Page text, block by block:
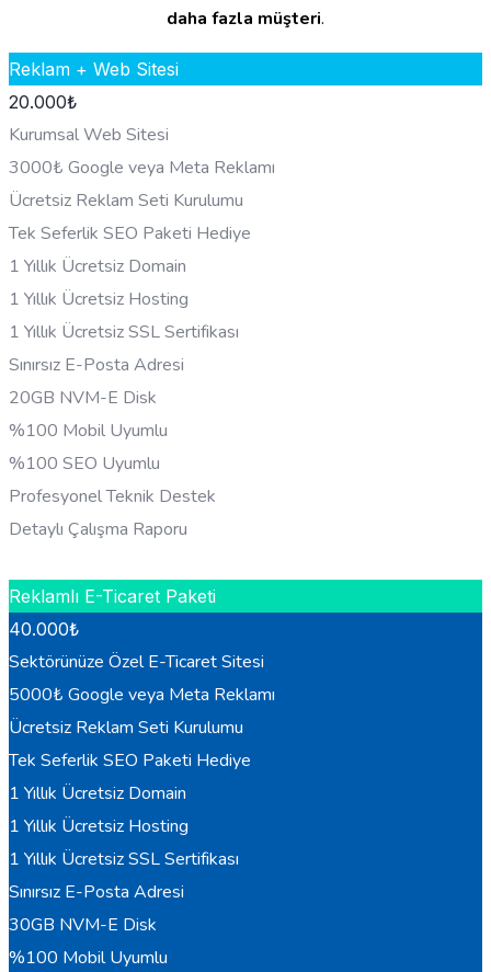
daha fazla müşteri.
Reklam + Web Sitesi
20.000₺
Kurumsal Web Sitesi
3000₺ Google veya Meta Reklamı
Ücretsiz Reklam Seti Kurulumu
Tek Seferlik SEO Paketi Hediye
1 Yıllık Ücretsiz Domain
1 Yıllık Ücretsiz Hosting
1 Yıllık Ücretsiz SSL Sertifikası
Sınırsız E-Posta Adresi
20GB NVM-E Disk
%100 Mobil Uyumlu
%100 SEO Uyumlu
Profesyonel Teknik Destek
Detaylı Çalışma Raporu
Reklamlı E-Ticaret Paketi
40.000₺
Sektörünüze Özel E-Ticaret Sitesi
5000₺ Google veya Meta Reklamı
Ücretsiz Reklam Seti Kurulumu
Tek Seferlik SEO Paketi Hediye
1 Yıllık Ücretsiz Domain
1 Yıllık Ücretsiz Hosting
1 Yıllık Ücretsiz SSL Sertifikası
Sınırsız E-Posta Adresi
30GB NVM-E Disk
%100 Mobil Uyumlu